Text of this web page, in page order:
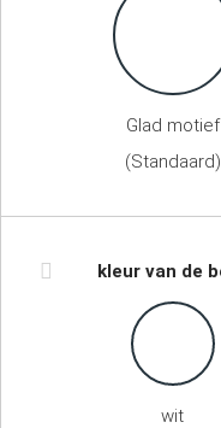
Glad motief
(Standaard)
kleur van de
wit